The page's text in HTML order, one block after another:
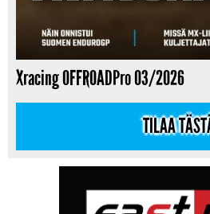
Xracing OFFROADPro 03/2026
TILAA